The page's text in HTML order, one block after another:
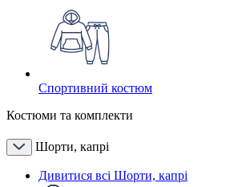
Спортивний костюм
Костюми та комплекти
Шорти, капрі
Дивитися всі Шорти, капрі